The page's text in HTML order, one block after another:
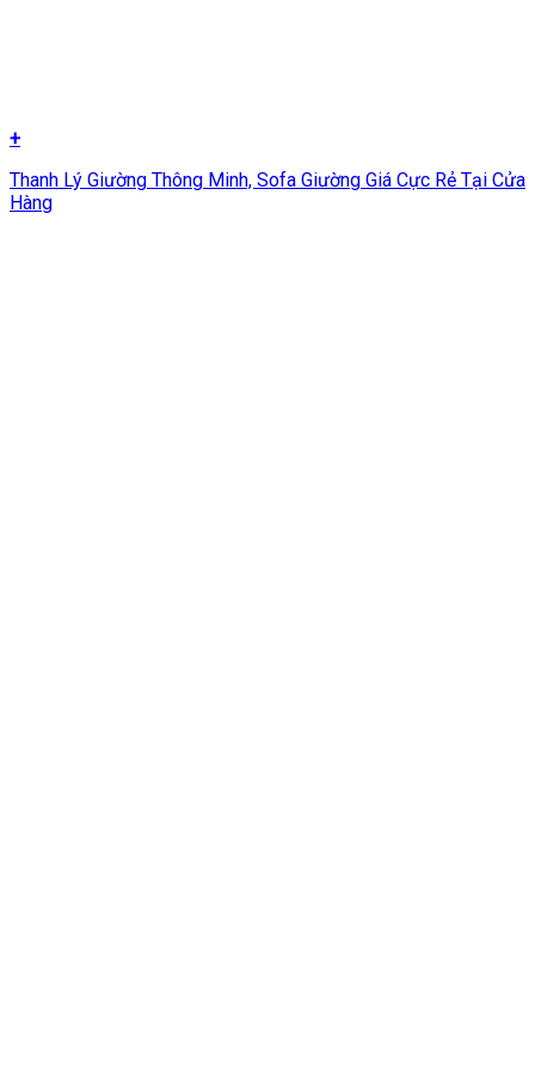
+
Thanh Lý Giường Thông Minh, Sofa Giường Giá Cực Rẻ Tại Cửa
Hàng